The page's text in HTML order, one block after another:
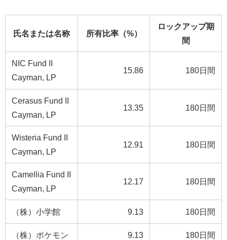
氏名または名称 所有比率（%）
ロックアップ期
間
NIC Fund II
Cayman, LP
15.86 180日間
Cerasus Fund II
Cayman, LP
13.35 180日間
Wisteria Fund II
Cayman, LP
12.91 180日間
Camellia Fund II
Cayman, LP
12.17 180日間
（株）小学館 9.13 180日間
（株）ポケモン 9.13 180日間